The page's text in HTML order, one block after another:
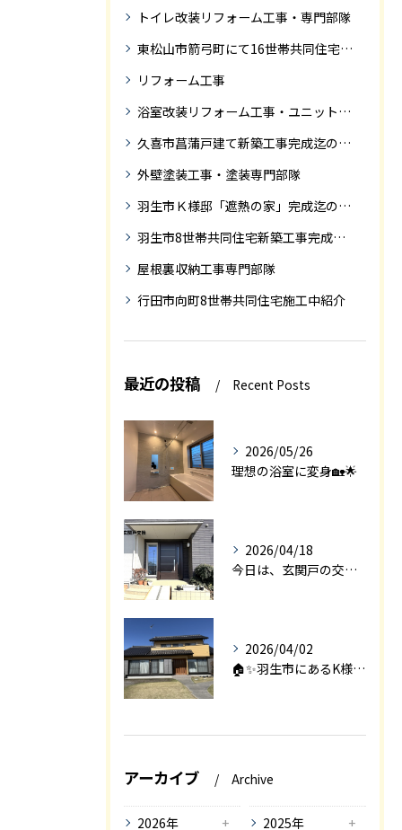
トイレ改装リフォーム工事・専門部隊
東松山市箭弓町にて16世帯共同住宅新築工事完成迄の紹介です。
リフォーム工事
浴室改装リフォーム工事・ユニットバス専門部隊
久喜市菖蒲戸建て新築工事完成迄の紹介
外壁塗装工事・塗装専門部隊
羽生市Ｋ様邸「遮熱の家」完成迄の紹介です
羽生市8世帯共同住宅新築工事完成迄の紹介
屋根裏収納工事専門部隊
行田市向町8世帯共同住宅施工中紹介
最近の投稿 Recent Posts
2026/05/26
理想の浴室に変身🏡🌟
2026/04/18
今日は、玄関戸の交換工事をご紹介します🚪✨。
2026/04/02
🏠✨羽生市にあるK様邸は、2008年に㈱エアロックで新築され...
アーカイブ Archive
2026年 2025年